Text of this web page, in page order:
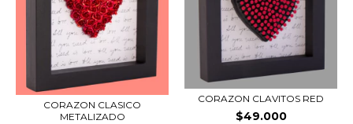
CORAZON CLASICO
METALIZADO
CORAZON CLAVITOS RED
$49.000